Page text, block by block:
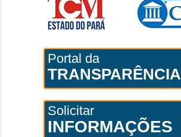
Portal da
TRANSPARÊNCIA
Solicitar
INFORMAÇÕES